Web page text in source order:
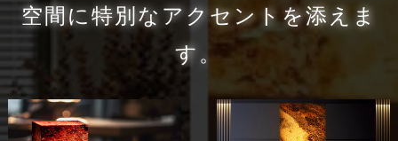
空間に特別なアクセントを添えま
す。